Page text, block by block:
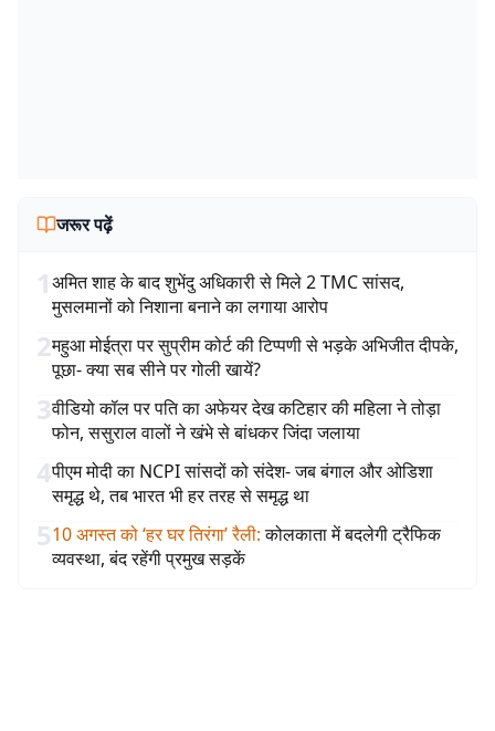
जरूर पढ़ें
1अमित शाह के बाद शुभेंदु अधिकारी से मिले 2 TMC सांसद,
मुसलमानों को निशाना बनाने का लगाया आरोप
2महुआ मोईत्रा पर सुप्रीम कोर्ट की टिप्पणी से भड़के अभिजीत दीपके,
पूछा- क्या सब सीने पर गोली खायें?
3वीडियो कॉल पर पति का अफेयर देख कटिहार की महिला ने तोड़ा
फोन, ससुराल वालों ने खंभे से बांधकर जिंदा जलाया
4पीएम मोदी का NCPI सांसदों को संदेश- जब बंगाल और ओडिशा
समृद्ध थे, तब भारत भी हर तरह से समृद्ध था
510 अगस्त को ‘हर घर तिरंगा’ रैली: कोलकाता में बदलेगी ट्रैफिक
व्यवस्था, बंद रहेंगी प्रमुख सड़कें